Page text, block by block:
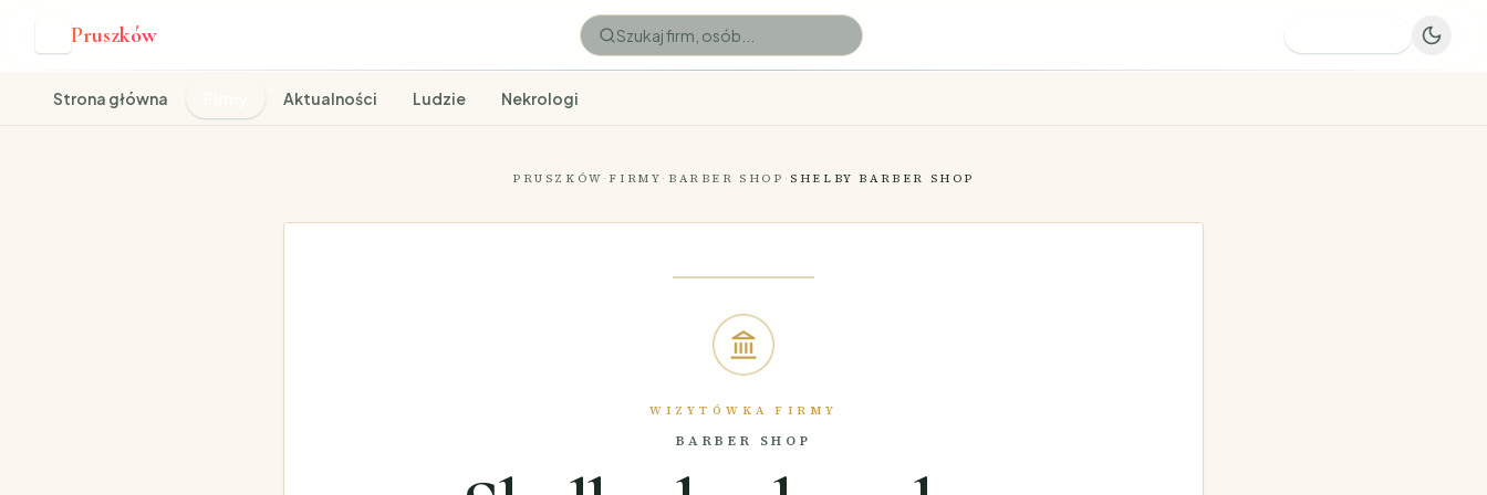
Pruszków
Strona główna Aktualności Ludzie Nekrologi
PRUSZKÓW · FIRMY · BARBER SHOP ·SHELBY BARBER SHOP
WIZYTÓWKA FIRMY
BARBER SHOP